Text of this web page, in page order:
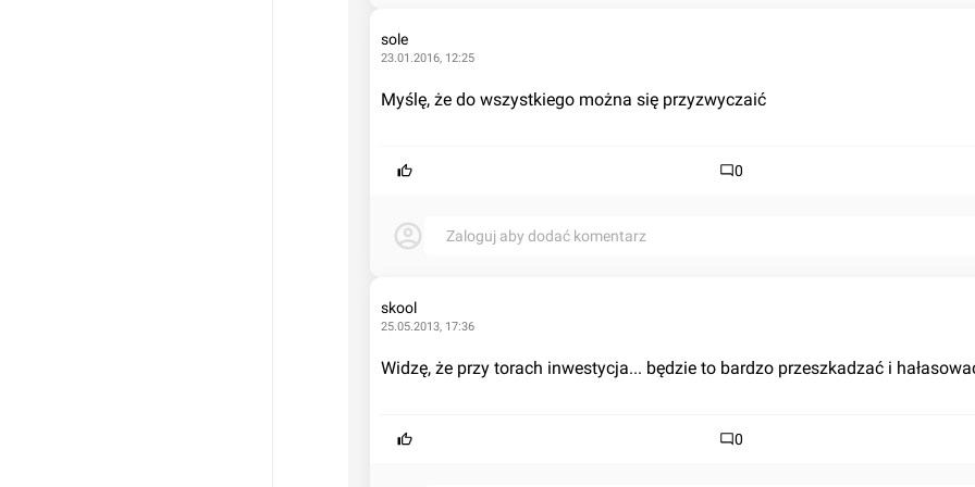
sole
23.01.2016, 12:25
Myślę, że do wszystkiego można się przyzwyczaić
0
Zaloguj aby dodać komentarz
skool
25.05.2013, 17:36
Widzę, że przy torach inwestycja... będzie to bardzo przeszkadzać i
0